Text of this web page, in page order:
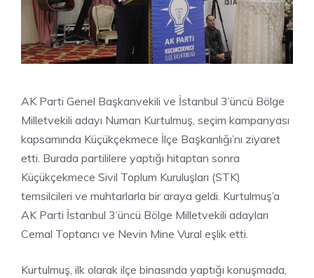
AK Parti Genel Başkanvekili ve İstanbul 3’üncü Bölge
Milletvekili adayı Numan Kurtulmuş, seçim kampanyası
kapsamında Küçükçekmece İlçe Başkanlığı’nı ziyaret
etti. Burada partililere yaptığı hitaptan sonra
Küçükçekmece Sivil Toplum Kuruluşları (STK)
temsilcileri ve muhtarlarla bir araya geldi. Kurtulmuş’a
AK Parti İstanbul 3’üncü Bölge Milletvekili adayları
Cemal Toptancı ve Nevin Mine Vural eşlik etti.
Kurtulmuş, ilk olarak ilçe binasında yaptığı konuşmada,